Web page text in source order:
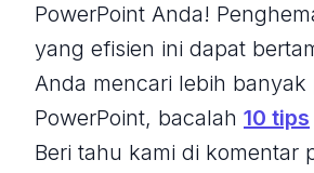
PowerPoint Anda!
yang efisien ini dapat
Anda mencari lebih banyak
PowerPoint, bacalah 10 tips
Beri tahu kami di komentar